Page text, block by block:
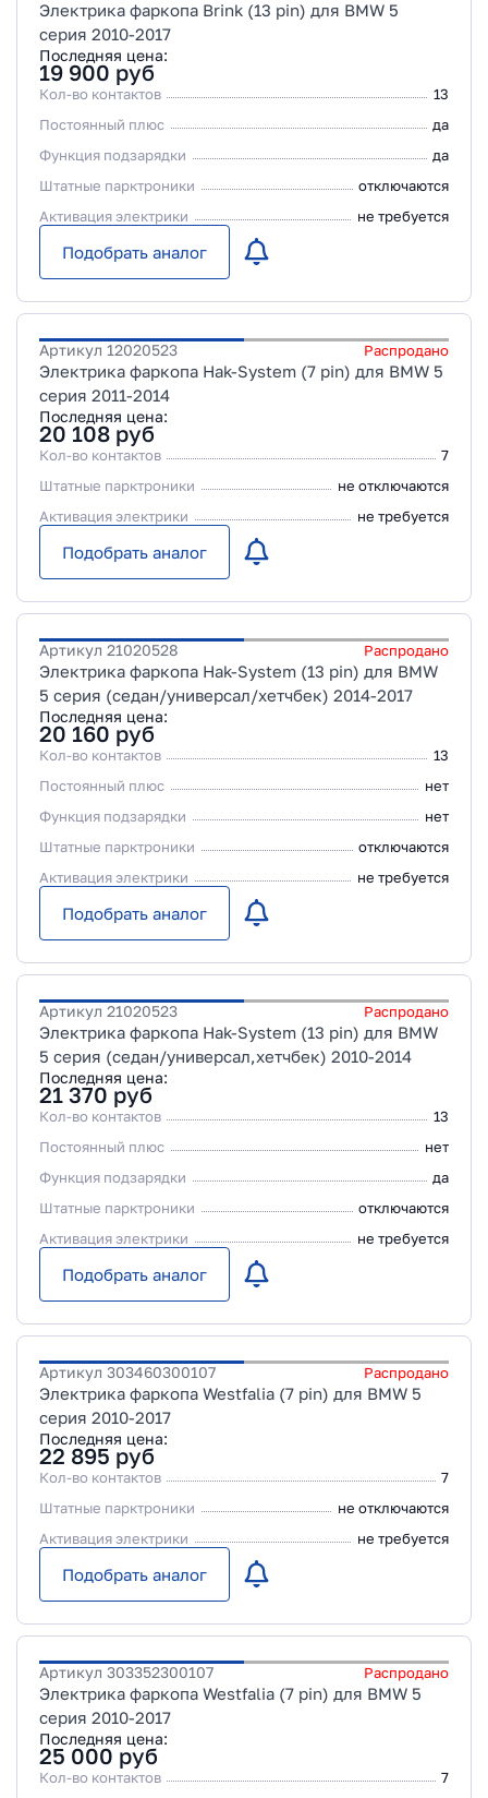
Электрика фаркопа Brink (13 pin) для BMW 5
серия 2010-2017
Последняя цена:
19 900 руб
Кол-во контактов
13
Постоянный плюс
да
Функция подзарядки
да
Штатные парктроники
отключаются
Активация электрики
не требуется
Подобрать аналог
Артикул 12020523 Распродано
Электрика фаркопа Hak-System (7 pin) для BMW 5
серия 2011-2014
Последняя цена:
20 108 руб
Кол-во контактов
7
Штатные парктроники
не отключаются
Активация электрики
не требуется
Подобрать аналог
Артикул 21020528 Распродано
Электрика фаркопа Hak-System (13 pin) для BMW
5 серия (седан/универсал/хетчбек) 2014-2017
Последняя цена:
20 160 руб
Кол-во контактов
13
Постоянный плюс
нет
Функция подзарядки
нет
Штатные парктроники
отключаются
Активация электрики
не требуется
Подобрать аналог
Артикул 21020523 Распродано
Электрика фаркопа Hak-System (13 pin) для BMW
5 серия (седан/универсал,хетчбек) 2010-2014
Последняя цена:
21 370 руб
Кол-во контактов
13
Постоянный плюс
нет
Функция подзарядки
да
Штатные парктроники
отключаются
Активация электрики
не требуется
Подобрать аналог
Артикул 303460300107 Распродано
Электрика фаркопа Westfalia (7 pin) для BMW 5
серия 2010-2017
Последняя цена:
22 895 руб
Кол-во контактов
7
Штатные парктроники
не отключаются
Активация электрики
не требуется
Подобрать аналог
Артикул 303352300107 Распродано
Электрика фаркопа Westfalia (7 pin) для BMW 5
серия 2010-2017
Последняя цена:
25 000 руб
Кол-во контактов
7